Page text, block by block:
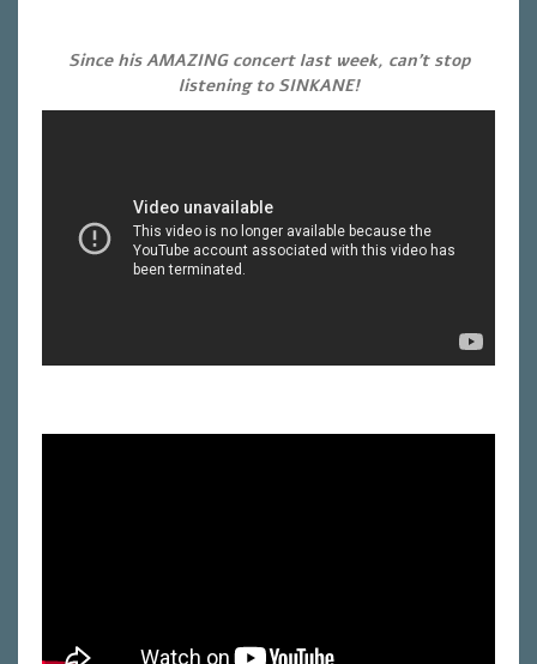
Since his AMAZING concert last week, can’t stop
listening to SINKANE!